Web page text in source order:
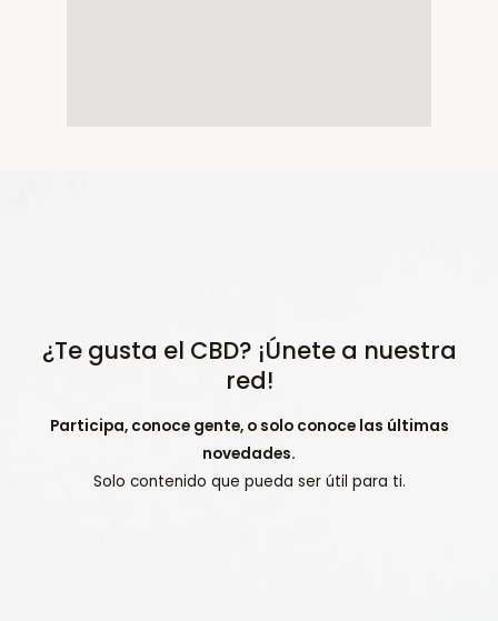
¿Te gusta el CBD? ¡Únete a nuestra
red!
Participa, conoce gente, o solo conoce las últimas
novedades.
Solo contenido que pueda ser útil para ti.